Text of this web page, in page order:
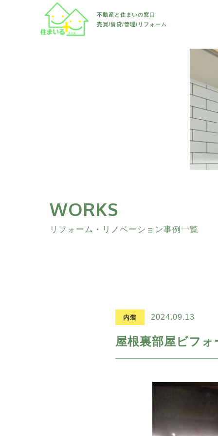
不動産と住まいの窓口
売買/賃貸/管理/リフォーム
すべて
土地
千曲市
その他(
その他(
すべて
上田市
その他(長
その他(長
リフォーム・リノベーション
WORKS
リフォーム・リノベーション事例一覧
内装 2024.09.13
屋根裏部屋ビフ